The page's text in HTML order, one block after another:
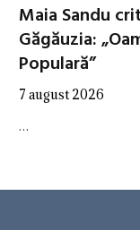
Maia Sandu
Găgăuzia:
Populară”
7 august 2026
…